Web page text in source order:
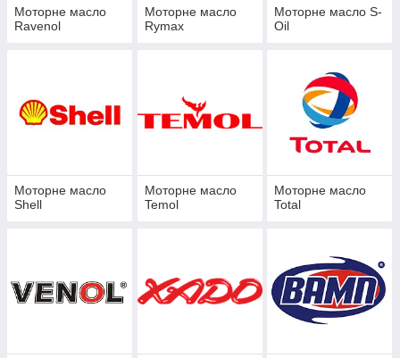
Моторне масло
Ravenol
Моторне масло
Rymax
Моторне масло S-
Oil
Моторне масло
Shell
Моторне масло
Temol
Моторне масло
Total